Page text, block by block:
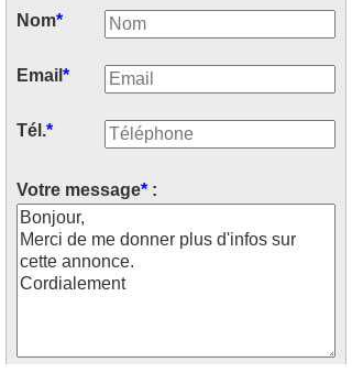
Nom*
Email *
Tél.*
Votre message* :